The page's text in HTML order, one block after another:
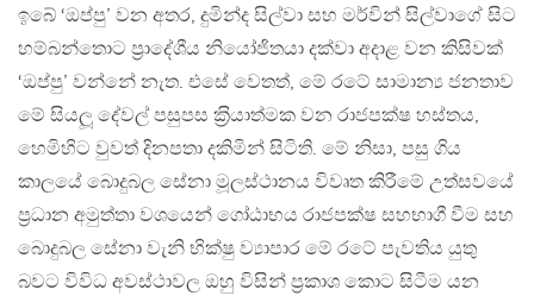
ඉබේ ‘ඔප්පු’ වන අතර, දුමින්ද සිල්වා සහ මර්වින් සිල්වාගේ සිට
හම්බන්තොට ප‍්‍රාදේශීය නියෝජිතයා දක්වා අදාළ වන කිසිවක්
‘ඔප්පු’ වන්නේ නැත. එසේ වෙතත්, මේ රටේ සාමාන්‍ය ජනතාව
මේ සියලූ දේවල් පසුපස ක‍්‍රියාත්මක වන රාජපක්ෂ හස්තය,
හෙමිහිට වුවත් දිනපතා දකිමින් සිටිති. මේ නිසා, පසු ගිය
කාලයේ බොදුබල සේනා මූලස්ථානය විවෘත කිරීමේ උත්සවයේ
ප‍්‍රධාන අමුත්තා වශයෙන් ගෝඨාභය රාජපක්ෂ සහභාගී වීම සහ
බොදුබල සේනා වැනි භික්ෂු ව්‍යාපාර මේ රටේ පැවතිය යුතු
බවට විවිධ අවස්ථාවල ඔහු විසින් ප‍්‍රකාශ කොට සිටීම යන